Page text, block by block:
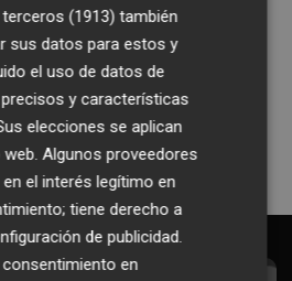
la actualidad de
en tu correo
suscribirme
(1913) también
sus datos para estos y
el uso de datos de
y características
elecciones se aplican
Algunos proveedores
el interés legítimo en
tiene derecho a
de publicidad.
en